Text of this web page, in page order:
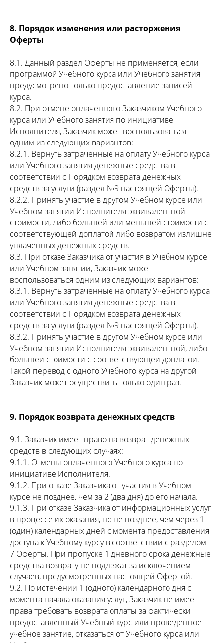
8. Порядок изменения или расторжения
Оферты
8.1. Данный раздел Оферты не применяется, если
программой Учебного курса или Учебного занятия
предусмотрено только предоставление записей
курса.
8.2. При отмене оплаченного Заказчиком Учебного
курса или Учебного занятия по инициативе
Исполнителя, Заказчик может воспользоваться
одним из следующих вариантов:
8.2.1. Вернуть затраченные на оплату Учебного курса
или Учебного занятия денежные средства в
соответствии с Порядком возврата денежных
средств за услуги (раздел №9 настоящей Оферты).
8.2.2. Принять участие в другом Учебном курсе или
Учебном занятии Исполнителя эквивалентной
стоимости, либо большей или меньшей стоимости с
соответствующей доплатой либо возвратом излишне
уплаченных денежных средств.
8.3. При отказе Заказчика от участия в Учебном курсе
или Учебном занятии, Заказчик может
воспользоваться одним из следующих вариантов:
8.3.1. Вернуть затраченные на оплату Учебного курса
или Учебного занятия денежные средства в
соответствии с Порядком возврата денежных
средств за услуги (раздел №9 настоящей Оферты).
8.3.2. Принять участие в другом Учебном курсе или
Учебном занятии Исполнителя эквивалентной, либо
большей стоимости с соответствующей доплатой.
Такой перевод с одного Учебного курса на другой
Заказчик может осуществить только один раз.
9. Порядок возврата денежных средств
9.1. Заказчик имеет право на возврат денежных
средств в следующих случаях:
9.1.1. Отмены оплаченного Учебного курса по
инициативе Исполнителя.
9.1.2. При отказе Заказчика от участия в Учебном
курсе не позднее, чем за 2 (два дня) до его начала.
9.1.3. При отказе Заказчика от информационных услуг
в процессе их оказания, но не позднее, чем через 1
(один) календарных дней с момента предоставления
доступа к Учебному курсу в соответствии с разделом
7 Оферты. При пропуске 1 дневного срока денежные
средства возврату не подлежат за исключением
случаев, предусмотренных настоящей Офертой.
9.2. По истечении 1 (одного) календарного дня с
момента начала оказания услуг, Заказчик не имеет
права требовать возврата оплаты за фактически
предоставленный Учебный курс или проведенное
учебное занятие, отказаться от Учебного курса или